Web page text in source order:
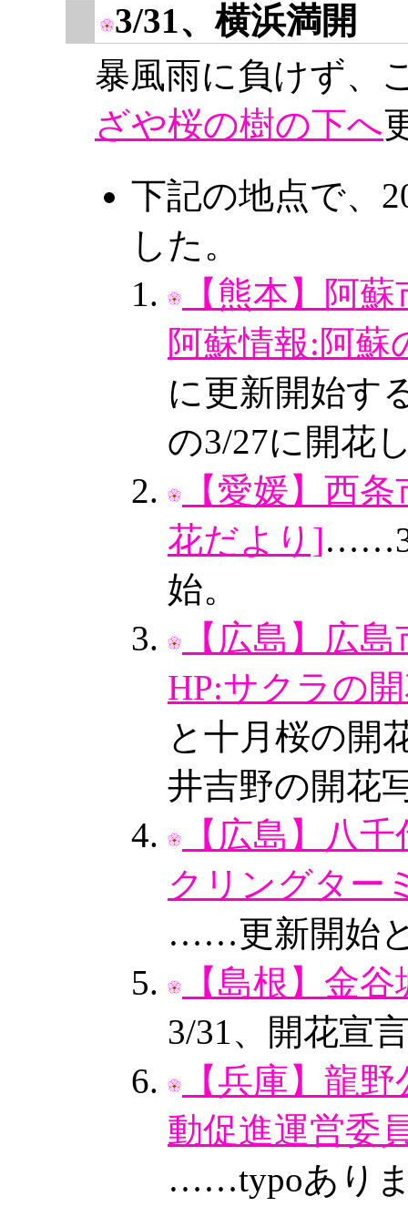
3/31、横浜満開
暴風雨に負けず、
ざや桜の樹の下へ
下記の地点で、
した。
【熊本】阿
阿蘇情報:阿蘇
に更新開始す
の3/27に開花
【愛媛】西
花だより]
始。
【広島】広
HP:サクラの
と十月桜の開
井吉野の開花
【広島】八
クリングター
……更新開始
【島根】金
3/31、開花宣
【兵庫】龍
動促進運営委
……typoありま